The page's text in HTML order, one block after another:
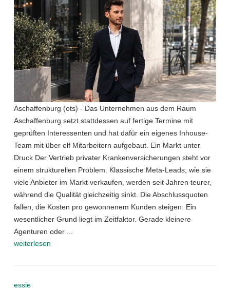
Aschaffenburg (ots) - Das Unternehmen aus dem Raum
Aschaffenburg setzt stattdessen auf fertige Termine mit
geprüften Interessenten und hat dafür ein eigenes Inhouse-
Team mit über elf Mitarbeitern aufgebaut. Ein Markt unter
Druck Der Vertrieb privater Krankenversicherungen steht vor
einem strukturellen Problem. Klassische Meta-Leads, wie sie
viele Anbieter im Markt verkaufen, werden seit Jahren teurer,
während die Qualität gleichzeitig sinkt. Die Abschlussquoten
fallen, die Kosten pro gewonnenem Kunden steigen. Ein
wesentlicher Grund liegt im Zeitfaktor. Gerade kleinere
Agenturen oder ...
weiterlesen
essie